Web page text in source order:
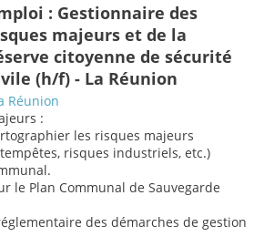
: Gestionnaire des
majeurs et de la
citoyenne de sécurité
(h/f) - La Réunion
Réunion
:
les risques majeurs
risques industriels, etc.)
le Plan Communal de Sauvegarde
des démarches de gestion